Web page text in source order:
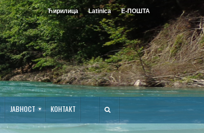
Ћирилица Latinica Е-ПОШТА
ЈАВНОСТ КОНТАКТ